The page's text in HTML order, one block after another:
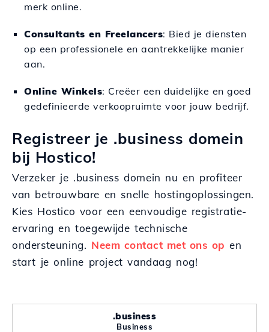
merk online.
Consultants en Freelancers: Bied je diensten
op een professionele en aantrekkelijke manier
aan.
Online Winkels: Creëer een duidelijke en goed
gedefinieerde verkoopruimte voor jouw bedrijf.
Registreer je .business domein
bij Hostico!
Verzeker je .business domein nu en profiteer
van betrouwbare en snelle hostingoplossingen.
Kies Hostico voor een eenvoudige registratie-
ervaring en toegewijde technische
ondersteuning. Neem contact met ons op en
start je online project vandaag nog!
.business
Business